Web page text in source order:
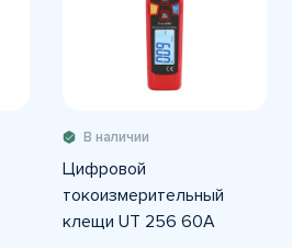
В наличии
Цифровой
токоизмерительный
клещи UT 256 60A